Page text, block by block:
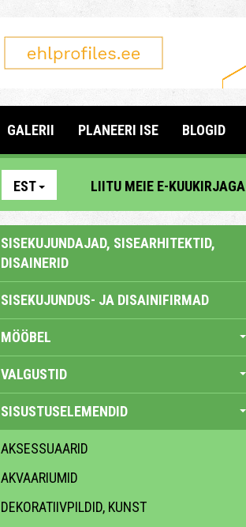
GALERII PLANEERI ISE BLOGID
EST LIITU MEIE E-KUUKIRJAGA
SISEKUJUNDAJAD, SISEARHITEKTID,
DISAINERID
SISEKUJUNDUS- JA DISAINIFIRMAD
MÖÖBEL
VALGUSTID
SISUSTUSELEMENDID
AKSESSUAARID
AKVAARIUMID
DEKORATIIVPILDID, KUNST